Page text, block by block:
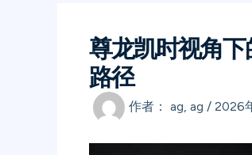
尊龙凯时视角
路径
作者： ag, ag / 2026